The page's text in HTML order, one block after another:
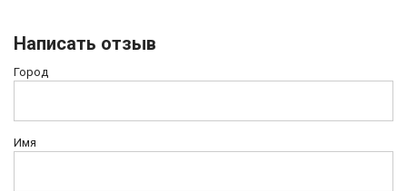
Написать отзыв
Город
Имя